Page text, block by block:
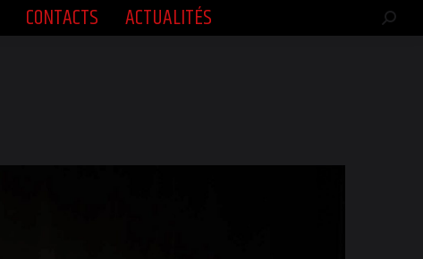
CONTACTS ACTUALITÉS
:
CONTACTS ACTUALITÉS